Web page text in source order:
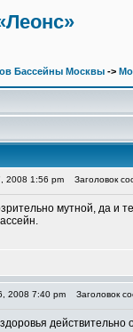
Бассейны Москвы ->
2008 1:56 pm Заголовок
мутной, да и
2008 7:40 pm Заголовок